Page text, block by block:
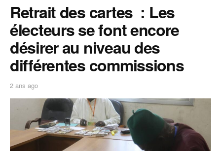
Retrait des cartes : Les
électeurs se font encore
désirer au niveau des
différentes commissions
2 ans ago